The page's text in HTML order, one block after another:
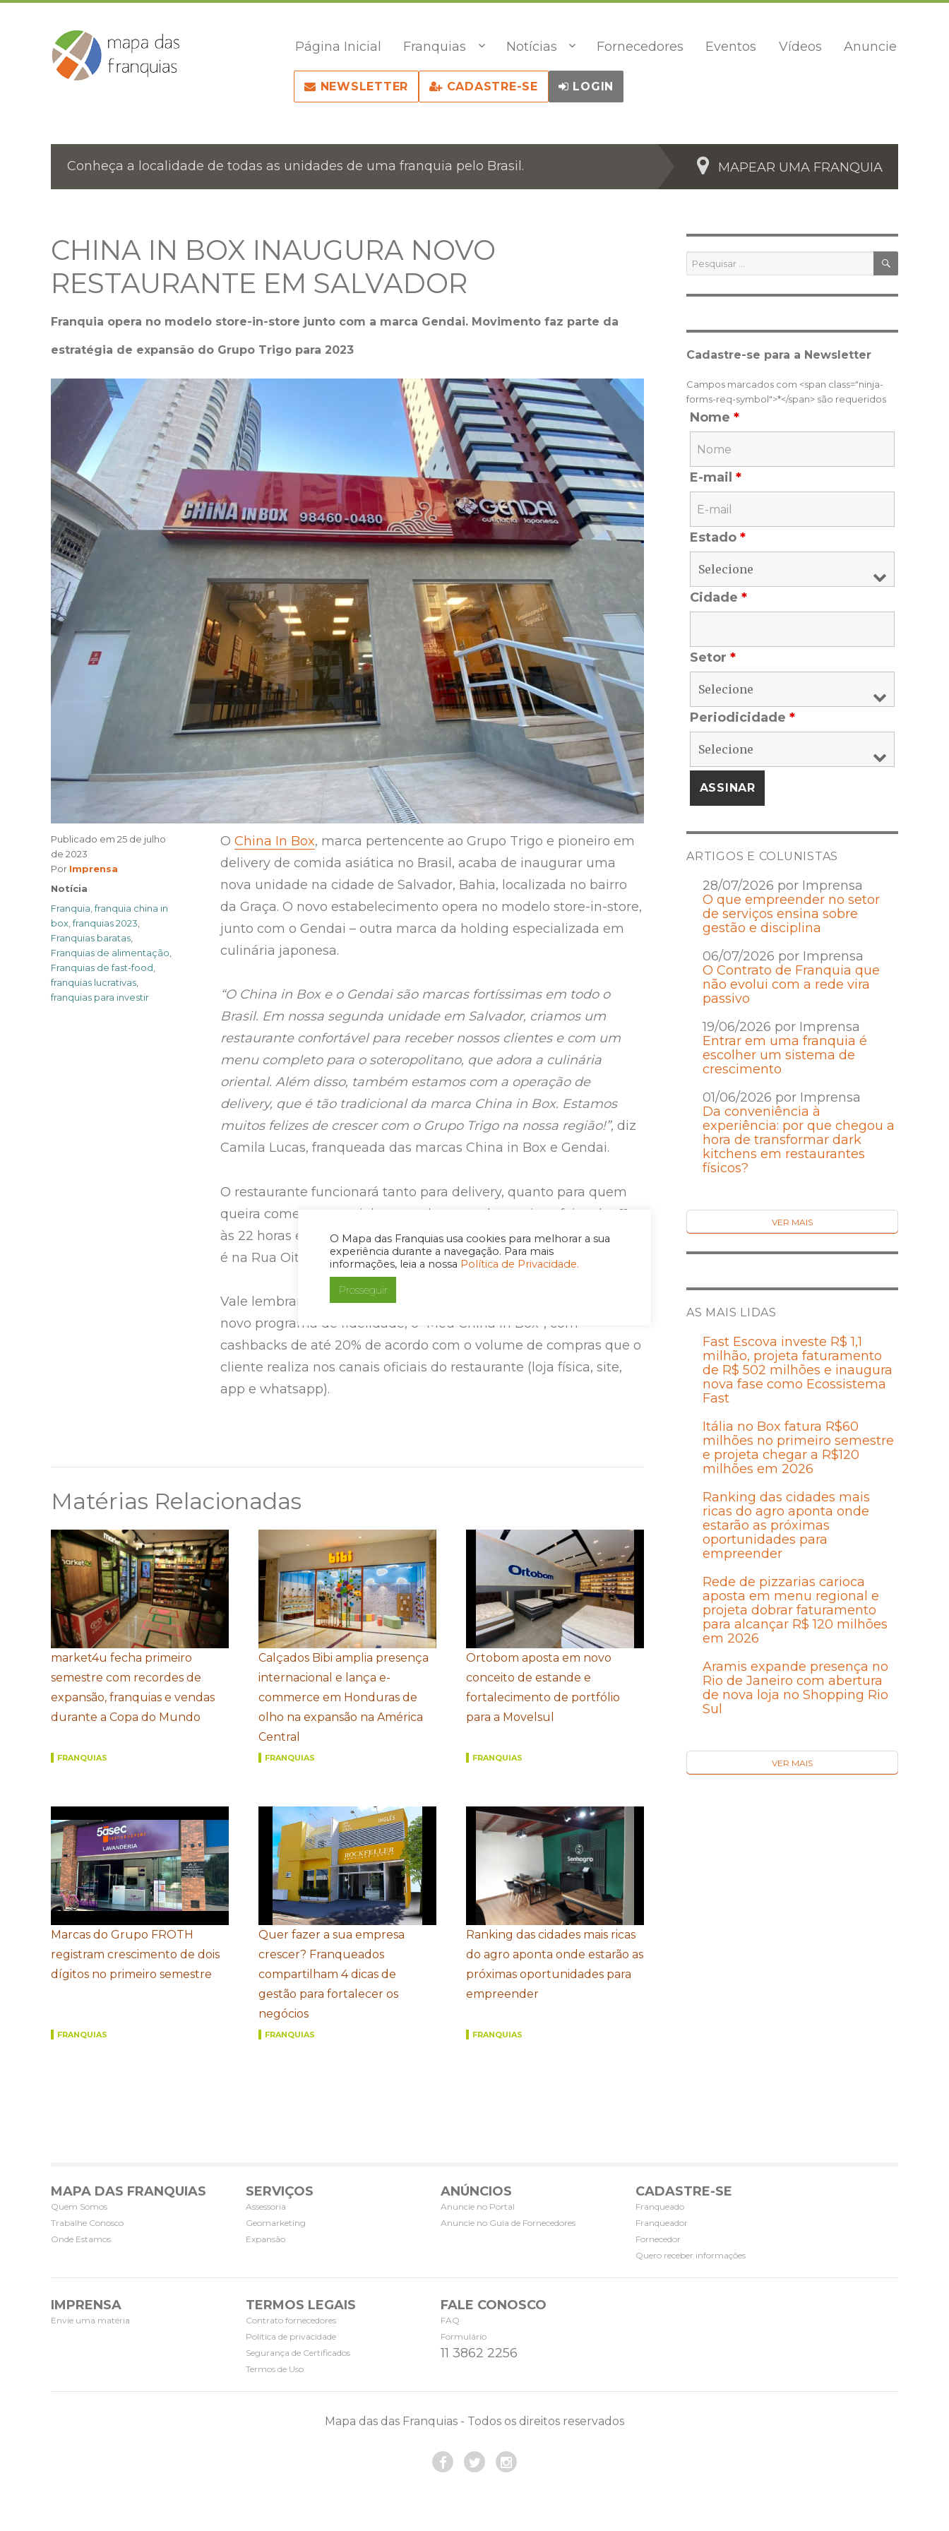
O Mapa das Franquias usa cookies para melhorar a sua
experiência durante a navegação. Para mais
informações, leia a nossa Política de Privacidade.
Prosseguir
Página Inicial Franquias Notícias Fornecedores Eventos Vídeos Anuncie
NEWSLETTER CADASTRE-SE LOGIN
Conheça a localidade de todas as unidades de uma franquia pelo Brasil. MAPEAR UMA FRANQUIA
CHINA IN BOX INAUGURA NOVO
RESTAURANTE EM SALVADOR
Franquia opera no modelo store-in-store junto com a marca Gendai. Movimento faz parte da
estratégia de expansão do Grupo Trigo para 2023
O China In Box, marca pertencente ao Grupo Trigo e pioneiro em
delivery de comida asiática no Brasil, acaba de inaugurar uma
nova unidade na cidade de Salvador, Bahia, localizada no bairro
da Graça. O novo estabelecimento opera no modelo store-in-store,
junto com o Gendai – outra marca da holding especializada em
culinária japonesa.
“O China in Box e o Gendai são marcas fortíssimas em todo o
Brasil. Em nossa segunda unidade em Salvador, criamos um
restaurante confortável para receber nossos clientes e com um
menu completo para o soteropolitano, que adora a culinária
oriental. Além disso, também estamos com a operação de
delivery, que é tão tradicional da marca China in Box. Estamos
muitos felizes de crescer com o Grupo Trigo na nossa região!”, diz
Camila Lucas, franqueada das marcas China in Box e Gendai.
O restaurante funcionará tanto para delivery, quanto para quem
queira comer presencialmente, de segunda a quinta-feira, das 11
às 22 horas e de sexta-feira a domingo, das 11 às 22:30. O endereço
é na Rua Oito de Dezembro, 130, Graça.
Vale lembrar que a marca China in Box também conta com um
novo programa de fidelidade, o “Meu China In Box”, com
cashbacks de até 20% de acordo com o volume de compras que o
cliente realiza nos canais oficiais do restaurante (loja física, site,
app e whatsapp).
Publicado em 25 de julho
de 2023
Por Author
Imprensa
Categories
Notícia
Tags
Franquia ,franquia china in
box ,franquias 2023
Franquias baratas
Franquias de alimentação
Franquias de fast-food
franquias lucrativas
franquias para investir
Matérias Relacionadas
market4u fecha primeiro
semestre com recordes de
expansão, franquias e vendas
durante a Copa do Mundo
FRANQUIAS
Calçados Bibi amplia presença
internacional e lança e-
commerce em Honduras de
olho na expansão na América
Central
FRANQUIAS
Ortobom aposta em novo
conceito de estande e
fortalecimento de portfólio
para a Movelsul
FRANQUIAS
Marcas do Grupo FROTH
registram crescimento de dois
dígitos no primeiro semestre
FRANQUIAS
Quer fazer a sua empresa
crescer? Franqueados
compartilham 4 dicas de
gestão para fortalecer os
negócios
FRANQUIAS
Ranking das cidades mais ricas
do agro aponta onde estarão as
próximas oportunidades para
empreender
FRANQUIAS
Pesquisar
por:
Cadastre-se para a Newsletter
Campos marcados com <span class="ninja-
forms-req-symbol">*</span> são requeridos
Nome *
E-mail *
Estado *
Cidade *
Setor *
Periodicidade *
ARTIGOS E COLUNISTAS
28/07/2026 por Imprensa
O que empreender no setor
de serviços ensina sobre
gestão e disciplina
06/07/2026 por Imprensa
O Contrato de Franquia que
não evolui com a rede vira
passivo
19/06/2026 por Imprensa
Entrar em uma franquia é
escolher um sistema de
crescimento
01/06/2026 por Imprensa
Da conveniência à
experiência: por que chegou a
hora de transformar dark
kitchens em restaurantes
físicos?
VER MAIS
AS MAIS LIDAS
Fast Escova investe R$ 1,1
milhão, projeta faturamento
de R$ 502 milhões e inaugura
nova fase como Ecossistema
Fast
Itália no Box fatura R$60
milhões no primeiro semestre
e projeta chegar a R$120
milhões em 2026
Ranking das cidades mais
ricas do agro aponta onde
estarão as próximas
oportunidades para
empreender
Rede de pizzarias carioca
aposta em menu regional e
projeta dobrar faturamento
para alcançar R$ 120 milhões
em 2026
Aramis expande presença no
Rio de Janeiro com abertura
de nova loja no Shopping Rio
Sul
VER MAIS
MAPA DAS FRANQUIAS
Quem Somos
Trabalhe Conosco
Onde Estamos
SERVIÇOS
Assessoria
Geomarketing
Expansão
ANÚNCIOS
Anuncie no Portal
Anuncie no Guia de Fornecedores
CADASTRE-SE
Franqueado
Franqueador
Fornecedor
Quero receber informações
IMPRENSA
Envie uma matéria
TERMOS LEGAIS
Contrato fornecedores
Política de privacidade
Segurança de Certificados
Termos de Uso
FALE CONOSCO
FAQ
Formulário
11 3862 2256
Mapa das das Franquias - Todos os direitos reservados